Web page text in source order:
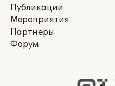
Публикации
Мероприятия
Партнеры
Форум